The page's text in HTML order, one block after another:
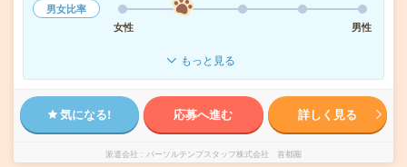
男女比率
女性
男性
もっと見る
気になる! 応募へ進む 詳しく見る
派遣会社 パーソルテンプスタッフ株式会社 首都圏